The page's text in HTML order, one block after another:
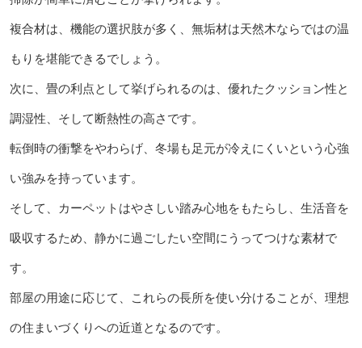
複合材は、機能の選択肢が多く、無垢材は天然木ならではの温
もりを堪能できるでしょう。
次に、畳の利点として挙げられるのは、優れたクッション性と
調湿性、そして断熱性の高さです。
転倒時の衝撃をやわらげ、冬場も足元が冷えにくいという心強
い強みを持っています。
そして、カーペットはやさしい踏み心地をもたらし、生活音を
吸収するため、静かに過ごしたい空間にうってつけな素材で
す。
部屋の用途に応じて、これらの長所を使い分けることが、理想
の住まいづくりへの近道となるのです。